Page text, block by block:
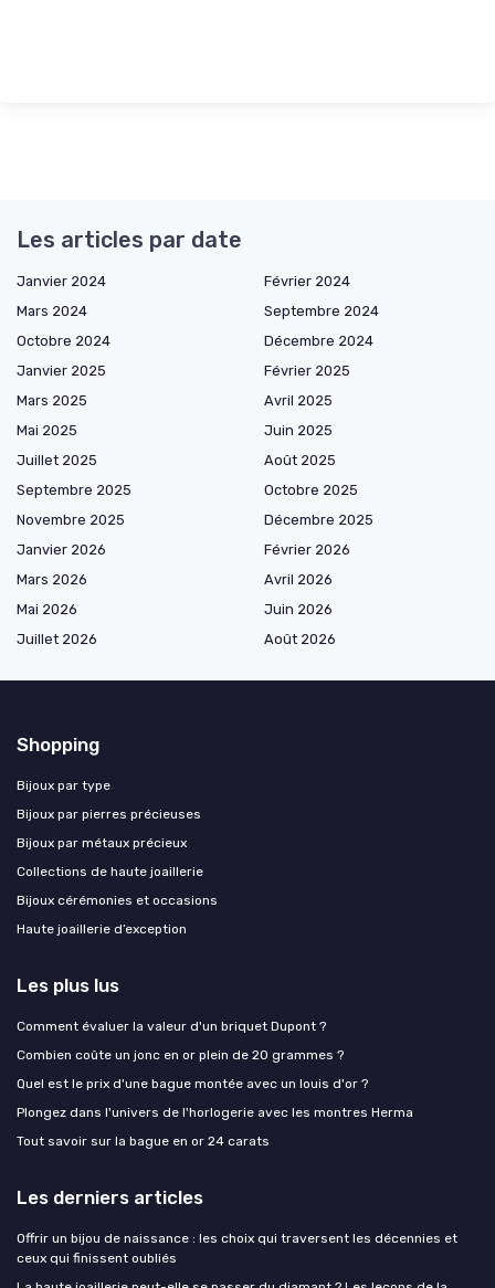
Les articles par date
Janvier 2024
Février 2024
Mars 2024
Septembre 2024
Octobre 2024
Décembre 2024
Janvier 2025
Février 2025
Mars 2025
Avril 2025
Mai 2025
Juin 2025
Juillet 2025
Août 2025
Septembre 2025
Octobre 2025
Novembre 2025
Décembre 2025
Janvier 2026
Février 2026
Mars 2026
Avril 2026
Mai 2026
Juin 2026
Juillet 2026
Août 2026
Shopping
Bijoux par type
Bijoux par pierres précieuses
Bijoux par métaux précieux
Collections de haute joaillerie
Bijoux cérémonies et occasions
Haute joaillerie d’exception
Les plus lus
Comment évaluer la valeur d'un briquet Dupont ?
Combien coûte un jonc en or plein de 20 grammes ?
Quel est le prix d'une bague montée avec un louis d'or ?
Plongez dans l'univers de l'horlogerie avec les montres Herma
Tout savoir sur la bague en or 24 carats
Les derniers articles
Offrir un bijou de naissance : les choix qui traversent les décennies et
ceux qui finissent oubliés